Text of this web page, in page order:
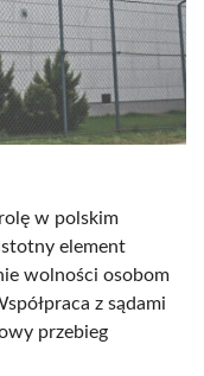
w polskim
element
wolności osobom
z sądami
przebieg